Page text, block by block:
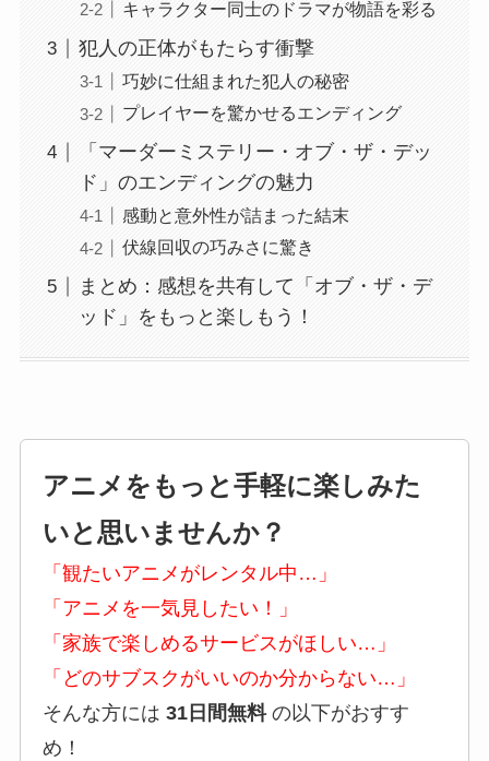
キャラクター同士のドラマが物語を彩る
犯人の正体がもたらす衝撃
巧妙に仕組まれた犯人の秘密
プレイヤーを驚かせるエンディング
「マーダーミステリー・オブ・ザ・デッ
ド」のエンディングの魅力
感動と意外性が詰まった結末
伏線回収の巧みさに驚き
まとめ：感想を共有して「オブ・ザ・デ
ッド」をもっと楽しもう！
アニメをもっと手軽に楽しみた
いと思いませんか？
「観たいアニメがレンタル中…」
「アニメを一気見したい！」
「家族で楽しめるサービスがほしい…」
「どのサブスクがいいのか分からない…」
そんな方には 31日間無料の以下がおすす
め！